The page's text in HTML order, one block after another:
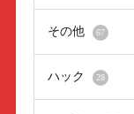
その他 67
ハック 28